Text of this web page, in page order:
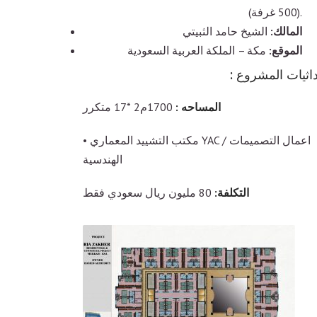
(500 غرفة).
المالك: الشيخ حامد الثبيتي
الموقع: مكة – الملكة العربية السعودية
المشروع :
المساحه : 1700م2 *17 متكرر
• مكتب التشييد المعماري YAC / اعمال التصميمات
الهندسية
التكلفة: